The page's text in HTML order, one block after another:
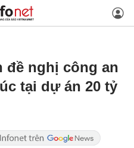
đề nghị công an
tại dự án 20 tỷ